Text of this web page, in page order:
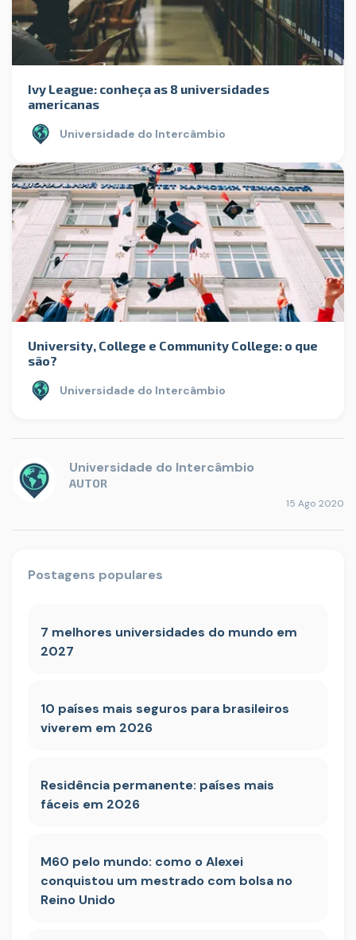
Ivy League: conheça as 8 universidades
americanas
Universidade do Intercâmbio
University, College e Community College: o que
são?
Universidade do Intercâmbio
Universidade do Intercâmbio
AUTOR
15 Ago 2020
Postagens populares
7 melhores universidades do mundo em
2027
10 países mais seguros para brasileiros
viverem em 2026
Residência permanente: países mais
fáceis em 2026
M60 pelo mundo: como o Alexei
conquistou um mestrado com bolsa no
Reino Unido